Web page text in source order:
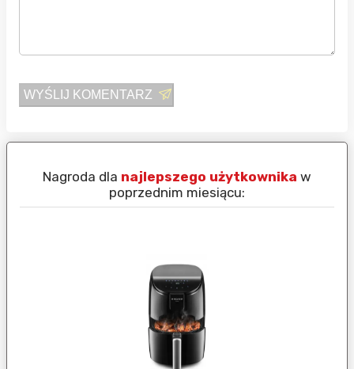
WYŚLIJ KOMENTARZ
Nagroda dla najlepszego użytkownika w
poprzednim miesiącu: